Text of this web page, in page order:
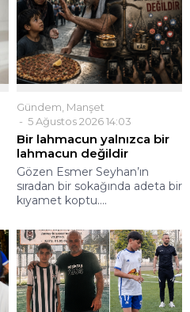
Gündem Manşet
5 Ağustos 2026 14:03
Bir lahmacun yalnızca bir
lahmacun değildir
Gözen Esmer Seyhan’ın
sıradan bir sokağında adeta bir
kıyamet koptu....